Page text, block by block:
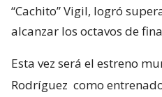
“Cachito” Vigil, logró
alcanzar los octavos de
Esta vez será el estreno
Rodríguez como